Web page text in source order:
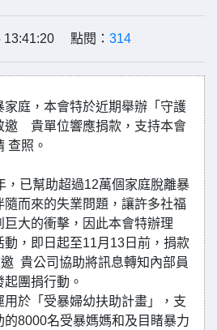
13:41:20 點閱： 314
家庭，本會特於近期舉辦「守護
邀 貴單位響應捐款，支持本會
查照。
，已幫助超過12萬個家庭脫離暴
而來的失業問題，讓許多社福
大的衝擊，因此本會特辦理
動，即日起至11月13日前，捐款
貴公司協助將訊息轉知內部員
團捐行動。
於「受暴婦幼扶助計畫」，支
8000名受暴媽媽和及目睹暴力